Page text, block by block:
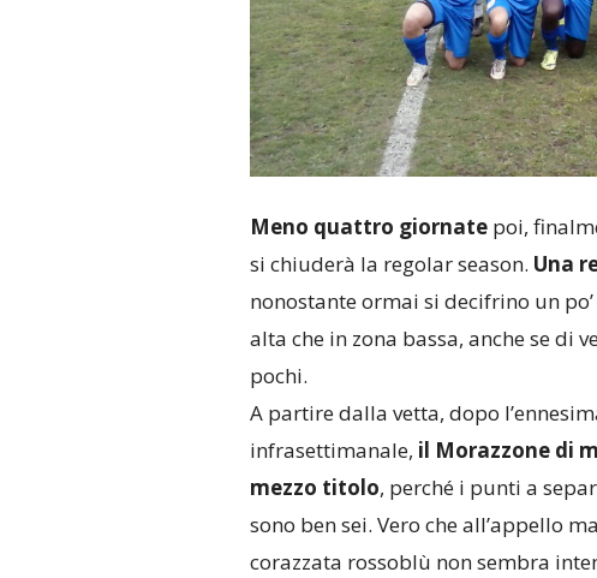
Meno quattro giornate poi,
si chiuderà la regolar season. Una
nonostante ormai si decifrino un
alta che in zona bassa, anche se di
pochi.
A partire dalla vetta, dopo
infrasettimanale, il Morazzone di
mezzo titolo, perché i punti a
sono ben sei. Vero che all’appello
corazzata rossoblù non sembra